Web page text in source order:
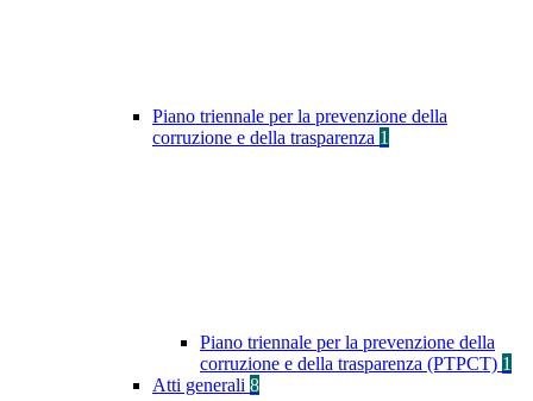
Piano triennale per la prevenzione della
corruzione e della trasparenza 1
Piano triennale per la prevenzione della
corruzione e della trasparenza (PTPCT) 1
Atti generali 8